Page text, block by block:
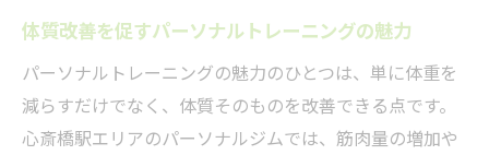
体質改善を促すパーソナルトレーニングの魅力
パーソナルトレーニングの魅力のひとつは、単に体重を
減らすだけでなく、体質そのものを改善できる点です。
心斎橋駅エリアのパーソナルジムでは、筋肉量の増加や